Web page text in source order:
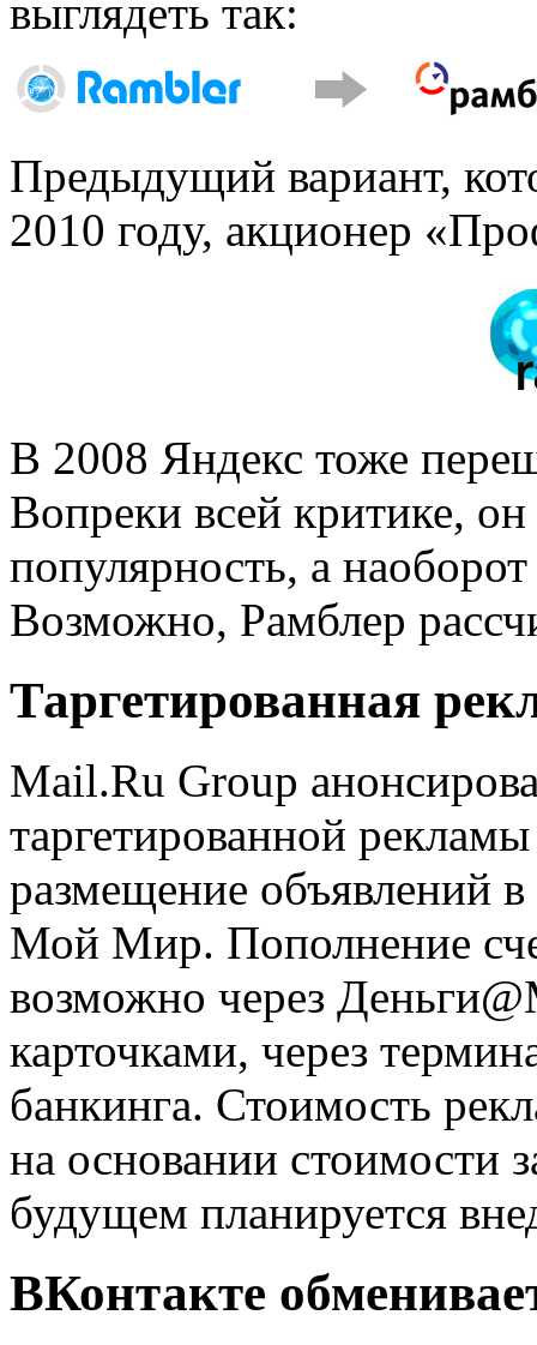
выглядеть так:
Предыдущий вариант,
2010 году, акционер
В 2008 Яндекс тоже
Вопреки всей критике, он
популярность, а
Возможно, Рамблер
Таргетированная
Mail.Ru Group
таргетированной
размещение объявлений
Мой Мир. Пополнение
возможно через
карточками, через
банкинга. Стоимость
на основании стоимости
будущем планируется
ВКонтакте